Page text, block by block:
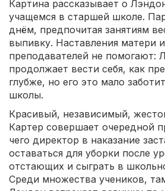
Картина рассказывает о
учащемся в старшей школе.
днём, предпочитая занятиям
выпивку. Наставления матери
преподавателей не помогают:
продолжает вести себя, как
глубже, но его это мало
школы.
Красивый, независимый,
Картер совершает очередной
чего директор в наказание
оставаться для уборки после
отстающих и сыграть в
Среди множества учеников,